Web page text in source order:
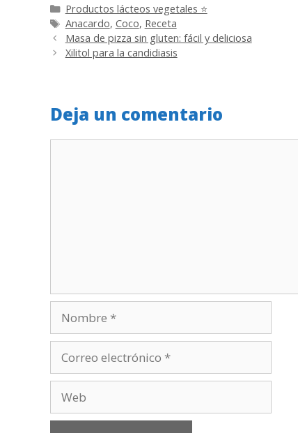
Categorías
Productos lácteos vegetales ⭐
Etiquetas
Anacardo, Coco, Receta
Masa de pizza sin gluten: fácil y deliciosa
Xilitol para la candidiasis
Deja un comentario
electrónico